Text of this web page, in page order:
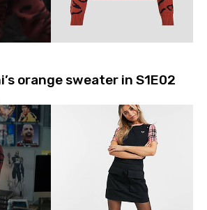
orange sweater in S1E02